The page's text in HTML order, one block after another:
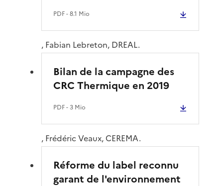
PDF- 8.1 Mio
, Fabian Lebreton, DREAL.
Bilan de la campagne des
CRC Thermique en 2019
PDF- 3 Mio
, Frédéric Veaux, CEREMA.
Réforme du label reconnu
garant de l'environnement